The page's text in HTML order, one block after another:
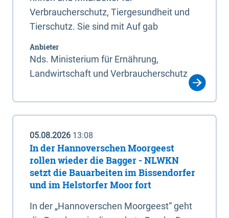
Verbraucherschutz, Tiergesundheit und
Tierschutz. Sie sind mit Auf gab
Anbieter
Nds. Ministerium für Ernährung,
Landwirtschaft und Verbraucherschutz
05.08.2026 13:08
In der Hannoverschen Moorgeest
rollen wieder die Bagger - NLWKN
setzt die Bauarbeiten im Bissendorfer
und im Helstorfer Moor fort
In der „Hannoverschen Moorgeest“ geht